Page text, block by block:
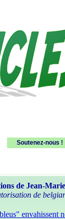
Soutenez-nous !
de Jean-
de
envahissent